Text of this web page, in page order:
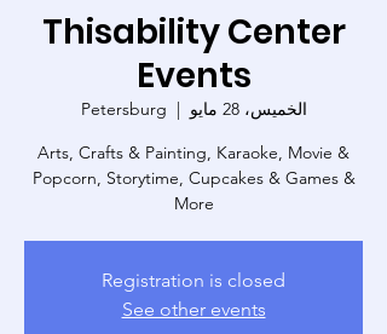
Thisability Center
Events
الخميس، 28 مايو
  |
Petersburg
Arts, Crafts & Painting, Karaoke, Movie &
Popcorn, Storytime, Cupcakes & Games &
More
Registration is closed
See other events